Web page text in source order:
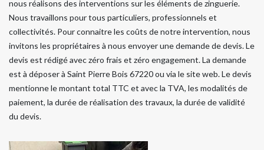
nous réalisons des interventions sur les éléments de zinguerie.
Nous travaillons pour tous particuliers, professionnels et
collectivités. Pour connaitre les coûts de notre intervention, nous
invitons les propriétaires à nous envoyer une demande de devis. Le
devis est rédigé avec zéro frais et zéro engagement. La demande
est à déposer à Saint Pierre Bois 67220 ou via le site web. Le devis
mentionne le montant total TTC et avec la TVA, les modalités de
paiement, la durée de réalisation des travaux, la durée de validité
du devis.